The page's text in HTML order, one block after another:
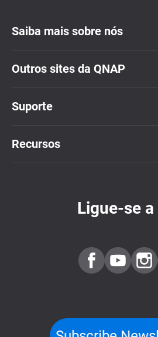
Saiba mais sobre nós
Outros sites da QNAP
Suporte
Recursos
Ligue-se